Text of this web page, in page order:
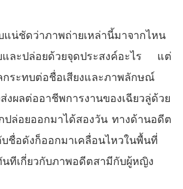
แน่ชัดว่าภาพถ่ายเหล่านี้มาจากไหน
และปล่อยด้วยจุดประสงค์อะไร แต่
กระทบต่อชื่อเสียงและภาพลักษณ์
งผลต่ออาชีพการงานของเฉียวลู่ด้วย
ปล่อยออกมาได้สองวัน ทางด้านอดีต
ชื่อดังก็ออกมาเคลื่อนไหวในพื้นที่
นทีเกี่ยวกับภาพอดีตสามีกับผู้หญิง